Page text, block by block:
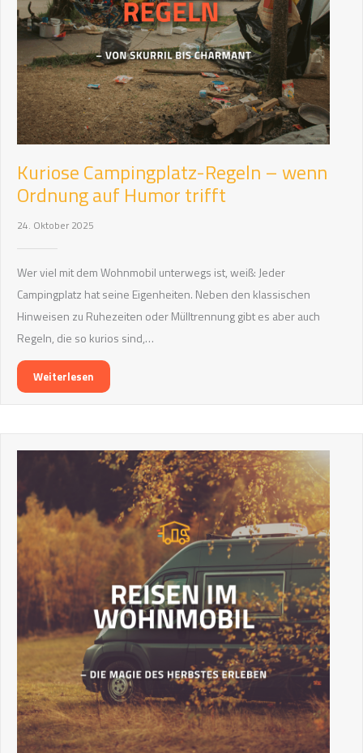
Kuriose Campingplatz-Regeln – wenn
Ordnung auf Humor trifft
24. Oktober 2025
Wer viel mit dem Wohnmobil unterwegs ist, weiß: Jeder
Campingplatz hat seine Eigenheiten. Neben den klassischen
Hinweisen zu Ruhezeiten oder Mülltrennung gibt es aber auch
Regeln, die so kurios sind,…
Weiterlesen